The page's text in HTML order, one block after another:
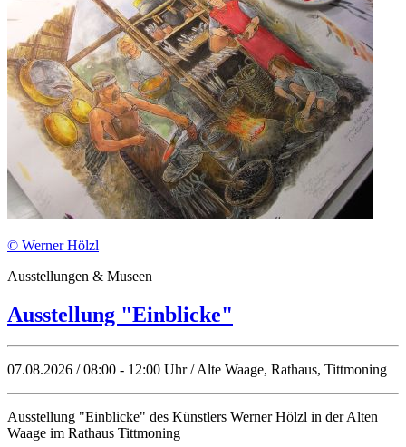
© Werner Hölzl
Ausstellungen & Museen
Ausstellung "Einblicke"
07.08.2026 / 08:00 - 12:00 Uhr / Alte Waage, Rathaus, Tittmoning
Ausstellung "Einblicke" des Künstlers Werner Hölzl in der Alten
Waage im Rathaus Tittmoning